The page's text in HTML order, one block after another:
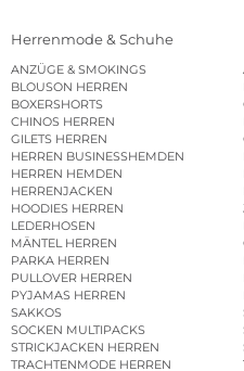
Herrenmode & Schuhe
ANZÜGE & SMOKINGS
BLOUSON HERREN
BOXERSHORTS
CHINOS HERREN
GILETS HERREN
HERREN BUSINESSHEMDEN
HERREN HEMDEN
HERRENJACKEN
HOODIES HERREN
LEDERHOSEN
MÄNTEL HERREN
PARKA HERREN
PULLOVER HERREN
PYJAMAS HERREN
SAKKOS
SOCKEN MULTIPACKS
STRICKJACKEN HERREN
TRACHTENMODE HERREN